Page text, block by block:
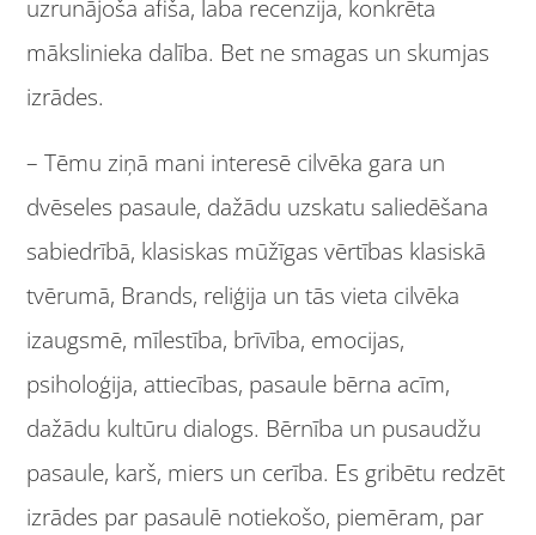
uzrunājoša afiša, laba recenzija, konkrēta
mākslinieka dalība. Bet ne smagas un skumjas
izrādes.
– Tēmu ziņā mani interesē cilvēka gara un
dvēseles pasaule, dažādu uzskatu saliedēšana
sabiedrībā, klasiskas mūžīgas vērtības klasiskā
tvērumā, Brands, reliģija un tās vieta cilvēka
izaugsmē, mīlestība, brīvība, emocijas,
psiholoģija, attiecības, pasaule bērna acīm,
dažādu kultūru dialogs. Bērnība un pusaudžu
pasaule, karš, miers un cerība. Es gribētu redzēt
izrādes par pasaulē notiekošo, piemēram, par